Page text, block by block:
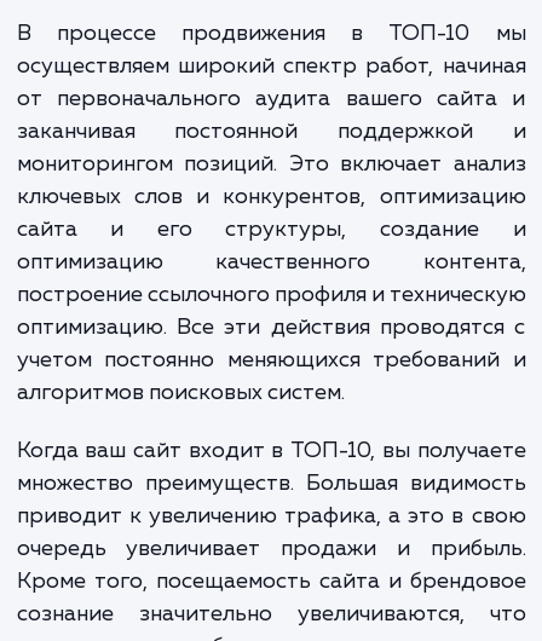
инвестиция, результаты
будете видеть на протяжении
лет.
В процессе продвижения в ТОП-
осуществляем широкий спектр работ,
от первоначального аудита вашего
заканчивая постоянной
мониторингом позиций. Это включает
ключевых слов и конкурентов,
сайта и его структуры,
оптимизацию качественного
построение ссылочного профиля и